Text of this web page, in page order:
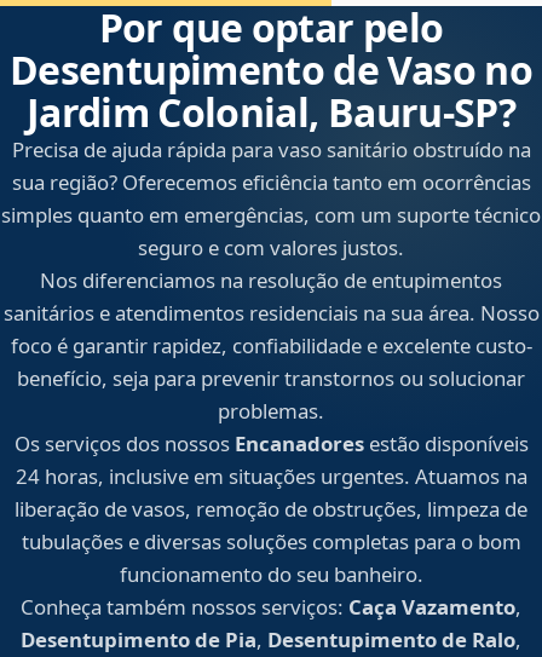
Por que optar pelo
Desentupimento de Vaso no
Jardim Colonial, Bauru‑SP?
Precisa de ajuda rápida para vaso sanitário obstruído na
sua região? Oferecemos eficiência tanto em ocorrências
simples quanto em emergências, com um suporte técnico
seguro e com valores justos.
Nos diferenciamos na resolução de entupimentos
sanitários e atendimentos residenciais na sua área. Nosso
foco é garantir rapidez, confiabilidade e excelente custo-
benefício, seja para prevenir transtornos ou solucionar
problemas.
Os serviços dos nossos Encanadoresestão disponíveis
24 horas, inclusive em situações urgentes. Atuamos na
liberação de vasos, remoção de obstruções, limpeza de
tubulações e diversas soluções completas para o bom
funcionamento do seu banheiro.
Conheça também nossos serviços: Caça Vazamento,
Desentupimento de Pia, Desentupimento de Ralo,